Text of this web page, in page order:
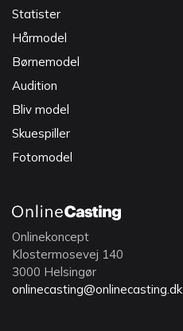
Statister
Hårmodel
Børnemodel
Audition
Bliv model
Skuespiller
Fotomodel
Onlinekoncept
Klostermosevej 140
3000 Helsingør
onlinecasting@onlinecasting.dk